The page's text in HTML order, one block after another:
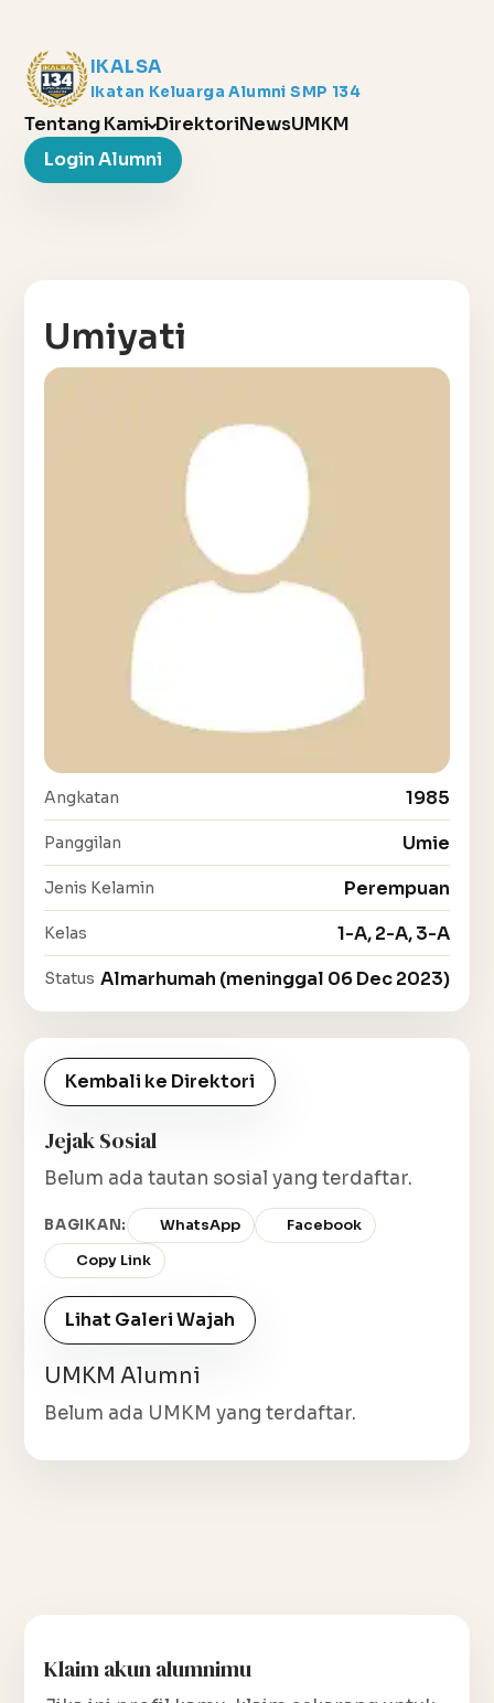
IKALSA
Ikatan Keluarga Alumni SMP 134
Tentang Kami DirektoriNewsUMKM
Login Alumni
Umiyati
Angkatan 1985
Panggilan Umie
Jenis Kelamin Perempuan
Kelas 1-A, 2-A, 3-A
Status Almarhumah (meninggal 06 Dec 2023)
Kembali ke Direktori
Jejak Sosial
Belum ada tautan sosial yang terdaftar.
BAGIKAN: WhatsApp
Facebook
Copy Link
Lihat Galeri Wajah
UMKM Alumni
Belum ada UMKM yang terdaftar.
Klaim akun alumnimu